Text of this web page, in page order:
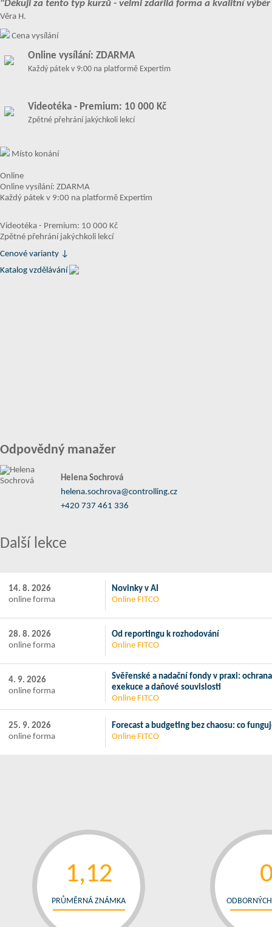
"Děkuji za tento typ kurzů - velmi zdařilá forma a kvalitní
Věra H.
Cena vysílání
Online vysílání: ZDARMA
Každý pátek v 9:00 na platformě Expertim
Videotéka - Premium: 10 000 Kč
Zpětné přehrání jakýchkoli lekcí
Místo konání
Online
Online vysílání: ZDARMA
Každý pátek v 9:00 na platformě Expertim
Videotéka - Premium: 10 000 Kč
Zpětné přehrání jakýchkoli lekcí
Cenové varianty ↓
Katalog vzdělávání
Odpovědný manažer
Helena Sochrová
helena.sochrova@controlling.cz
+420 737 461 336
Další lekce
14. 8. 2026
online forma
Novinky v AI
Online FITCO
28. 8. 2026
online forma
Od reportingu k rozhodování
Online FITCO
4. 9. 2026
online forma
Svěřenské a nadační fondy v praxi:
exekuce a daňové souvislosti
Online FITCO
25. 9. 2026
online forma
Forecast a budgeting bez chaosu: co
Online FITCO
1,12
PRŮMĚRNÁ ZNÁMKA